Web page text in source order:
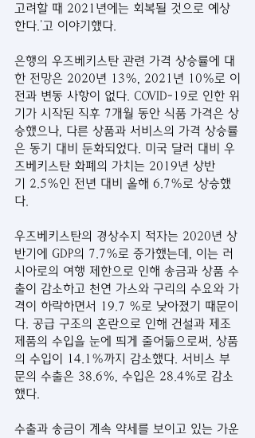
고려할 때 2021년에는 회복될 것으로 예상
한다.’고 이야기했다.
은행의 우즈베키스탄 관련 가격 상승률에 대
한 전망은 2020년 13%, 2021년 10%로 이
전과 변동 사항이 없다. COVID-19로 인한 위
기가 시작된 직후 7개월 동안 식품 가격은 상
승했으나, 다른 상품과 서비스의 가격 상승률
은 동기 대비 둔화되었다. 미국 달러 대비 우
즈베키스탄 화폐의 가치는 2019년 상반
기 2.5%인 전년 대비 올해 6.7%로 상승했
다.
우즈베키스탄의 경상수지 적자는 2020년 상
반기에 GDP의 7.7%로 증가했는데, 이는 러
시아로의 여행 제한으로 인해 송금과 상품 수
출이 감소하고 천연 가스와 구리의 수요와 가
격이 하락하면서 19.7 %로 낮아졌기 때문이
다. 공급 구조의 혼란으로 인해 건설과 제조
제품의 수입을 눈에 띄게 줄어듦으로써, 상품
의 수입이 14.1%까지 감소했다. 서비스 부
문의 수출은 38.6%, 수입은 28.4%로 감소
했다.
수출과 송금이 계속 약세를 보이고 있는 가운